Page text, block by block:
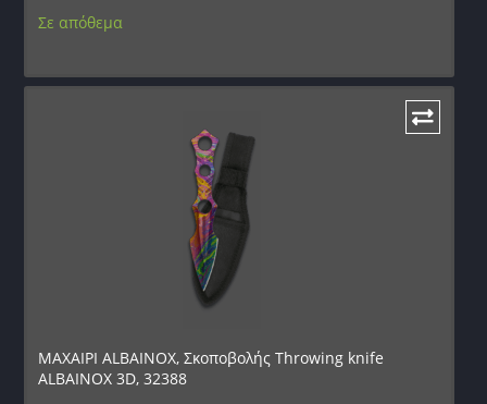
Σε απόθεμα
ΜΑΧΑΙΡΙ ALBAINOX, Σκοποβολής Throwing knife
ALBAINOX 3D, 32388